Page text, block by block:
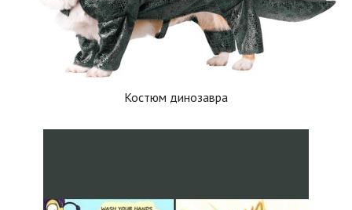
Костюм динозавра